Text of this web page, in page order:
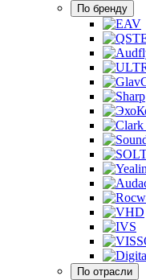
По бренду
По отрасли